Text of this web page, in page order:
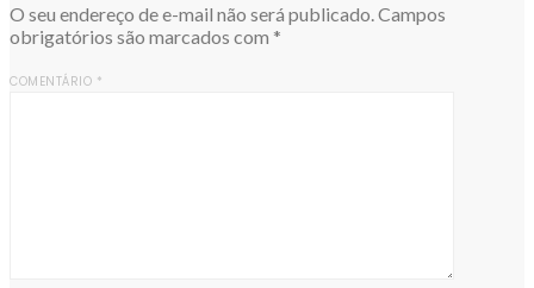
O seu endereço de e-mail não será publicado.Campos
obrigatórios são marcados com *
COMENTÁRIO *